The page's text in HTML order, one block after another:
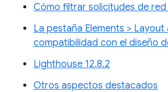
Cómo filtrar solicitudes de
La pestaña Elements > Layout
compatibilidad con el diseño
Lighthouse 12.8.2
Otros aspectos destacados